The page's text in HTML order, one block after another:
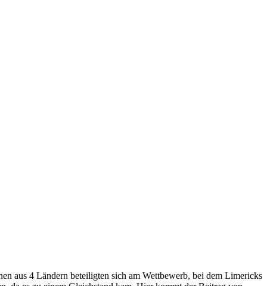
aus 4 Ländern beteiligten sich am Wettbewerb, bei dem Limericks